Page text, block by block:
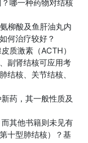
哪一种药物对结核
柳酸及鱼肝油丸内
何治疗较好？
质激素（ACTH）
副肾结核可应用考
结核、关节结核、
药，其一般性质及
其他书籍则未见有
十型肺结核）？基